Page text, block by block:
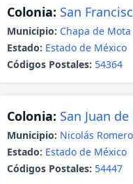
Colonia: San
Municipio: Chapa de Mota
Estado: Estado de México
Códigos Postales: 54364
Colonia: San Juan
Municipio: Nicolás Romero
Estado: Estado de México
Códigos Postales: 54447